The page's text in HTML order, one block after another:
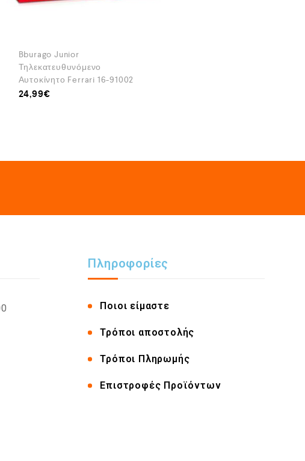
Bburago Junior
Τηλεκατευθυνόμενο
Αυτοκίνητο Ferrari 16-91002
24,99€
Πληροφορίες
Ποιοι είμαστε
Τρόποι αποστολής
Τρόποι Πληρωμής
Επιστροφές Προϊόντων